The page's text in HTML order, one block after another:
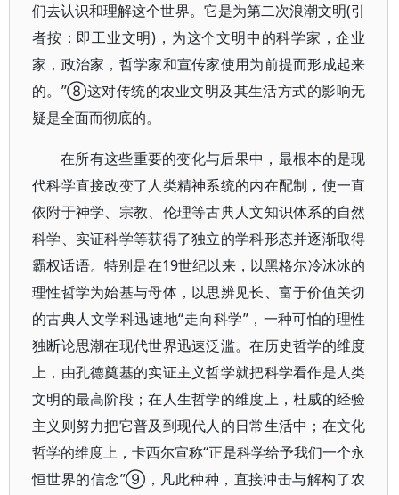
们去认识和理解这个世界。它是为第二次浪潮文明(引
者按：即工业文明)，为这个文明中的科学家，企业
家，政治家，哲学家和宣传家使用为前提而形成起来
的。”⑧这对传统的农业文明及其生活方式的影响无
疑是全面而彻底的。
在所有这些重要的变化与后果中，最根本的是现
代科学直接改变了人类精神系统的内在配制，使一直
依附于神学、宗教、伦理等古典人文知识体系的自然
科学、实证科学等获得了独立的学科形态并逐渐取得
霸权话语。特别是在19世纪以来，以黑格尔冷冰冰的
理性哲学为始基与母体，以思辨见长、富于价值关切
的古典人文学科迅速地“走向科学”，一种可怕的理性
独断论思潮在现代世界迅速泛滥。在历史哲学的维度
上，由孔德奠基的实证主义哲学就把科学看作是人类
文明的最高阶段；在人生哲学的维度上，杜威的经验
主义则努力把它普及到现代人的日常生活中；在文化
哲学的维度上，卡西尔宣称“正是科学给予我们一个永
恒世界的信念”⑨，凡此种种，直接冲击与解构了农